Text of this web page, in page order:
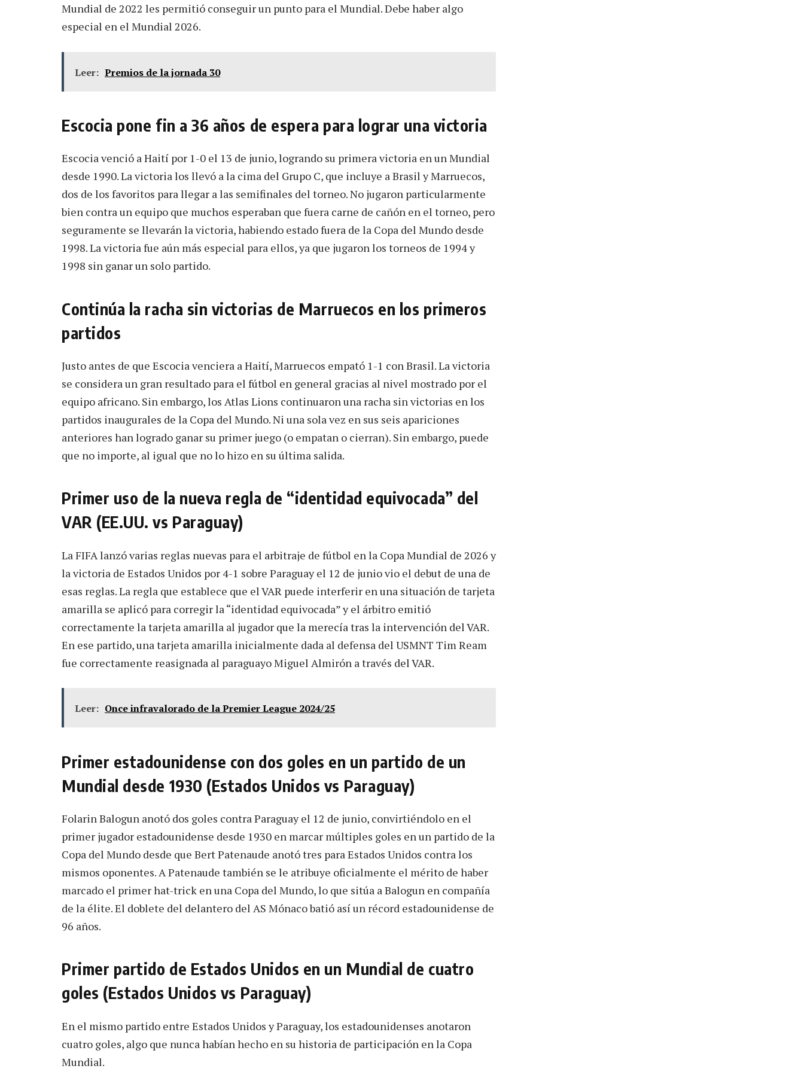
Mundial de 2022 les permitió conseguir un punto para el Mundial. Debe haber algo
especial en el Mundial 2026.
Leer: Premios de la jornada 30
Escocia pone fin a 36 años de espera para lograr una victoria
Escocia venció a Haití por 1-0 el 13 de junio, logrando su primera victoria en un Mundial
desde 1990. La victoria los llevó a la cima del Grupo C, que incluye a Brasil y Marruecos,
dos de los favoritos para llegar a las semifinales del torneo. No jugaron particularmente
bien contra un equipo que muchos esperaban que fuera carne de cañón en el torneo, pero
seguramente se llevarán la victoria, habiendo estado fuera de la Copa del Mundo desde
1998. La victoria fue aún más especial para ellos, ya que jugaron los torneos de 1994 y
1998 sin ganar un solo partido.
Continúa la racha sin victorias de Marruecos en los primeros
partidos
Justo antes de que Escocia venciera a Haití, Marruecos empató 1-1 con Brasil. La victoria
se considera un gran resultado para el fútbol en general gracias al nivel mostrado por el
equipo africano. Sin embargo, los Atlas Lions continuaron una racha sin victorias en los
partidos inaugurales de la Copa del Mundo. Ni una sola vez en sus seis apariciones
anteriores han logrado ganar su primer juego (o empatan o cierran). Sin embargo, puede
que no importe, al igual que no lo hizo en su última salida.
Primer uso de la nueva regla de “identidad equivocada” del
VAR (EE.UU. vs Paraguay)
La FIFA lanzó varias reglas nuevas para el arbitraje de fútbol en la Copa Mundial de 2026 y
la victoria de Estados Unidos por 4-1 sobre Paraguay el 12 de junio vio el debut de una de
esas reglas. La regla que establece que el VAR puede interferir en una situación de tarjeta
amarilla se aplicó para corregir la “identidad equivocada” y el árbitro emitió
correctamente la tarjeta amarilla al jugador que la merecía tras la intervención del VAR.
En ese partido, una tarjeta amarilla inicialmente dada al defensa del USMNT Tim Ream
fue correctamente reasignada al paraguayo Miguel Almirón a través del VAR.
Leer: Once infravalorado de la Premier League 2024/25
Primer estadounidense con dos goles en un partido de un
Mundial desde 1930 (Estados Unidos vs Paraguay)
Folarin Balogun anotó dos goles contra Paraguay el 12 de junio, convirtiéndolo en el
primer jugador estadounidense desde 1930 en marcar múltiples goles en un partido de la
Copa del Mundo desde que Bert Patenaude anotó tres para Estados Unidos contra los
mismos oponentes. A Patenaude también se le atribuye oficialmente el mérito de haber
marcado el primer hat-trick en una Copa del Mundo, lo que sitúa a Balogun en compañía
de la élite. El doblete del delantero del AS Mónaco batió así un récord estadounidense de
96 años.
Primer partido de Estados Unidos en un Mundial de cuatro
goles (Estados Unidos vs Paraguay)
En el mismo partido entre Estados Unidos y Paraguay, los estadounidenses anotaron
cuatro goles, algo que nunca habían hecho en su historia de participación en la Copa
Mundial.